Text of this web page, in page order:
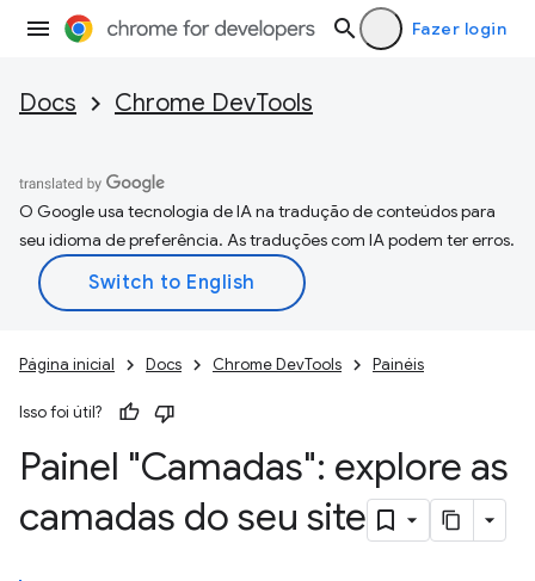
Fazer login
Docs Chrome DevTools
O Google usa tecnologia de IA na tradução de conteúdos para
seu idioma de preferência. As traduções com IA podem ter erros.
Página inicial Docs Chrome DevTools Painéis
Isso foi útil?
Painel "Camadas": explore as
camadas do seu site